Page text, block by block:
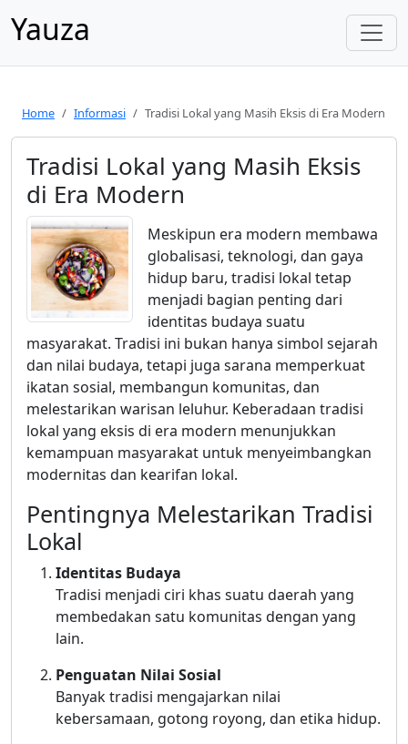
Yauza
Home Informasi Tradisi Lokal yang Masih Eksis di Era Modern
Tradisi Lokal yang Masih Eksis
di Era Modern
Meskipun era modern membawa
globalisasi, teknologi, dan gaya
hidup baru, tradisi lokal tetap
menjadi bagian penting dari
identitas budaya suatu
masyarakat. Tradisi ini bukan hanya simbol sejarah
dan nilai budaya, tetapi juga sarana memperkuat
ikatan sosial, membangun komunitas, dan
melestarikan warisan leluhur. Keberadaan tradisi
lokal yang eksis di era modern menunjukkan
kemampuan masyarakat untuk menyeimbangkan
modernitas dan kearifan lokal.
Pentingnya Melestarikan Tradisi
Lokal
Identitas Budaya
Tradisi menjadi ciri khas suatu daerah yang
membedakan satu komunitas dengan yang
lain.
Penguatan Nilai Sosial
Banyak tradisi mengajarkan nilai
kebersamaan, gotong royong, dan etika hidup.